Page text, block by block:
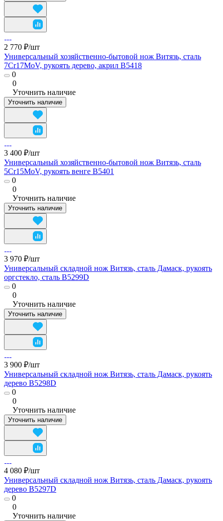
2 770 ₽/шт
Универсальный хозяйственно-бытовой нож Витязь, сталь
7Cr17MoV, рукоять дерево, акрил B5418
0
0
Уточнить наличие
Уточнить наличие
3 400 ₽/шт
Универсальный хозяйственно-бытовой нож Витязь, сталь
5Cr15MoV, рукоять венге B5401
0
0
Уточнить наличие
Уточнить наличие
3 970 ₽/шт
Универсальный складной нож Витязь, сталь Дамаск, рукоять
оргстекло, сталь B5299D
0
0
Уточнить наличие
Уточнить наличие
3 900 ₽/шт
Универсальный складной нож Витязь, сталь Дамаск, рукоять
дерево B5298D
0
0
Уточнить наличие
Уточнить наличие
4 080 ₽/шт
Универсальный складной нож Витязь, сталь Дамаск, рукоять
дерево B5297D
0
0
Уточнить наличие